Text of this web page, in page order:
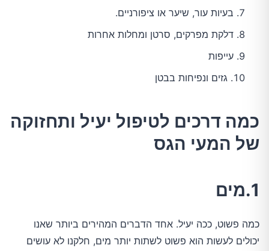
בעיות עור, שיער או ציפורניים.
דלקת מפרקים, סרטן ומחלות אחרות
עייפות
גזים ונפיחות בבטן
כמה דרכים לטיפול יעיל ותחזוקה
של המעי הגס
1.מים
כמה פשוט, ככה יעיל. אחד הדברים המהירים ביותר שאנו
יכולים לעשות הוא פשוט לשתות יותר מים, חלקנו לא עושים